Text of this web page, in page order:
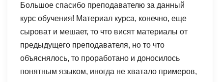
Большое спасибо преподавателю за данный
курс обучения! Материал курса, конечно, еще
сыроват и мешает, то что висят материалы от
предыдущего преподавателя, но то что
объяснялось, то проработано и доносилось
понятным языком, иногда не хватало примеров,